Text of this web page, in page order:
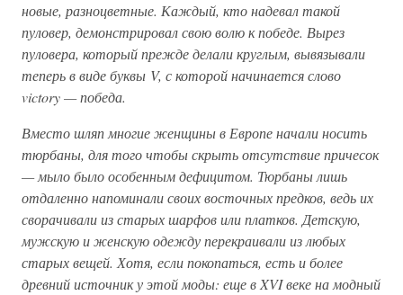
новые, разноцветные. Каждый, кто надевал такой
пуловер, демонстрировал свою волю к победе. Вырез
пуловера, который прежде делали круглым, вывязывали
теперь в виде буквы V, с которой начинается слово
victory — победа.
Вместо шляп многие женщины в Европе начали носить
тюрбаны, для того чтобы скрыть отсутствие причесок
— мыло было особенным дефицитом. Тюрбаны лишь
отдаленно напоминали своих восточных предков, ведь их
сворачивали из старых шарфов или платков. Детскую,
мужскую и женскую одежду перекраивали из любых
старых вещей. Хотя, если покопаться, есть и более
древний источник у этой моды: еще в XVI веке на модный